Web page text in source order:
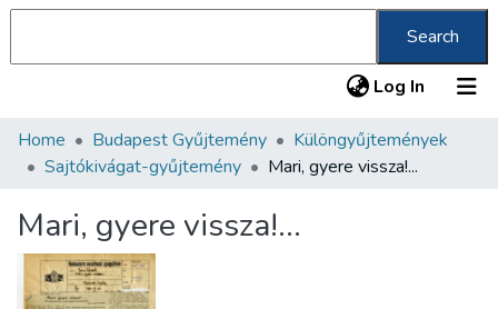
Search
Log In (current)
Communities & Collections
Statistics
About us
Home Budapest Gyűjtemény
Különgyűjtemények
Sajtókivágat-gyűjtemény
Mari, gyere vissza!...
Mari, gyere vissza!...